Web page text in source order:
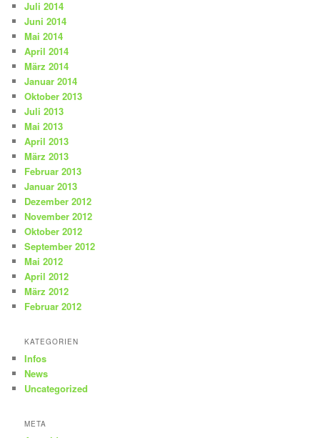
Juli 2014
Juni 2014
Mai 2014
April 2014
März 2014
Januar 2014
Oktober 2013
Juli 2013
Mai 2013
April 2013
März 2013
Februar 2013
Januar 2013
Dezember 2012
November 2012
Oktober 2012
September 2012
Mai 2012
April 2012
März 2012
Februar 2012
KATEGORIEN
Infos
News
Uncategorized
META